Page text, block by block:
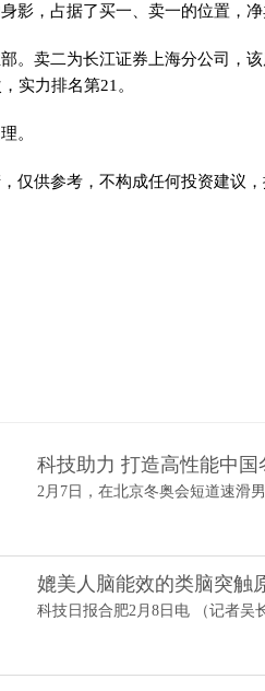
影，占据了买一、卖一的位置，
。卖二为长江证券上海分公司，
实力排名第21。
。
仅供参考，不构成任何投资建议，
科技助力 打造高性能中国
2月7日，在北京冬奥会短道速滑
媲美人脑能效的类脑突触
科技日报合肥2月8日电 （记者吴